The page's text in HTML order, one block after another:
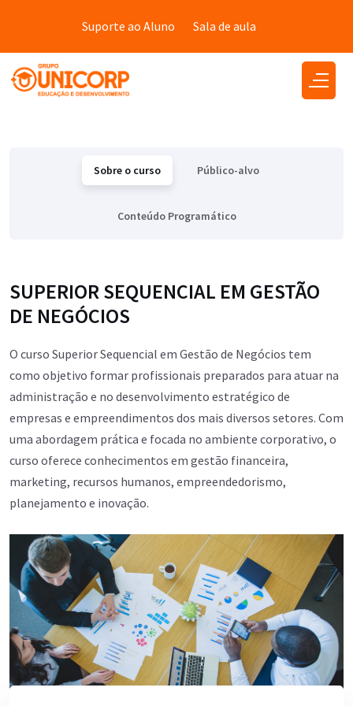
Suporte ao Aluno Sala de aula
Sobre o curso Público-alvo
Conteúdo Programático
SUPERIOR SEQUENCIAL EM GESTÃO
DE NEGÓCIOS
O curso Superior Sequencial em Gestão de Negócios tem
como objetivo formar profissionais preparados para atuar na
administração e no desenvolvimento estratégico de
empresas e empreendimentos dos mais diversos setores. Com
uma abordagem prática e focada no ambiente corporativo, o
curso oferece conhecimentos em gestão financeira,
marketing, recursos humanos, empreendedorismo,
planejamento e inovação.